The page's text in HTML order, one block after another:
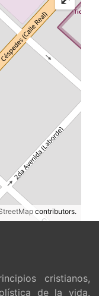
contributors.
cristianos,
de la vida.